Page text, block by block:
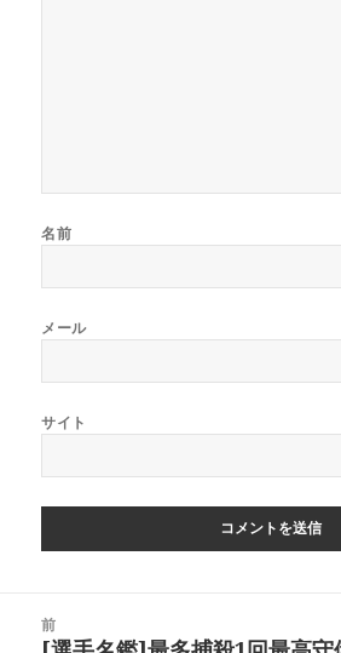
名前
メール
サイト
前